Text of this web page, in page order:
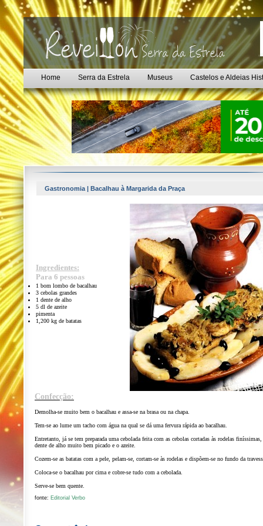
Home Serra da Estrela Museus Castelos e Aldeias
Gastronomia | Bacalhau à Margarida da Praça
Ingredientes:
Para 6 pessoas
1 bom lombo de bacalhau
3 cebolas grandes
1 dente de alho
5 dl de azeite
pimenta
1,200 kg de batatas
Confecção:
Demolha-se muito bem o bacalhau e assa-se na brasa ou na chapa.
Tem-se ao lume um tacho com água na qual se dá uma fervura rápida ao bacalhau.
Entretanto, já se tem preparada uma cebolada feita com as cebolas cortadas às rodelas
dente de alho muito bem picado e o azeite.
Cozem-se as batatas com a pele, pelam-se, cortam-se às rodelas e dispõem-se no fundo da
Coloca-se o bacalhau por cima e cobre-se tudo com a cebolada.
Serve-se bem quente.
fonte: Editorial Verbo